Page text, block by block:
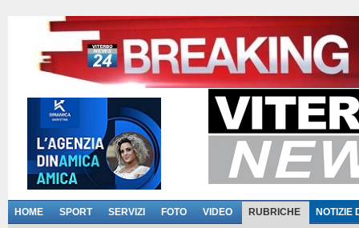
HOME SPORT SERVIZI FOTO VIDEO RUBRICHE NOTIZIE